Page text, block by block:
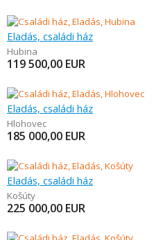
Eladás, családi ház
Hubina
119 500,00 EUR
Eladás, családi ház
Hlohovec
185 000,00 EUR
Eladás, családi ház
Košúty
225 000,00 EUR